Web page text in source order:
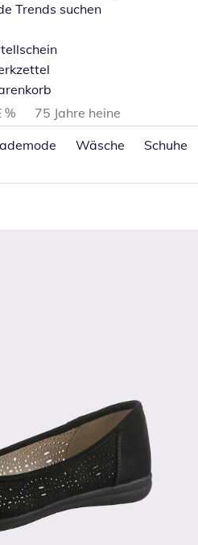
Trends suchen
%
75 Jahre heine
Wäsche Schuhe